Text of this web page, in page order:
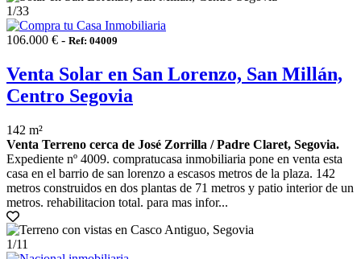
1/33
106.000 € - Ref: 04009
Venta Solar en San Lorenzo, San Millán,
Centro Segovia
142 m²
Venta Terreno cerca de José Zorrilla / Padre Claret, Segovia.
Expediente nº 4009. compratucasa inmobiliaria pone en venta esta
casa en el barrio de san lorenzo a escasos metros de la plaza. 142
metros construidos en dos plantas de 71 metros y patio interior de un
metros. rehabilitacion total. para mas infor...
1/11